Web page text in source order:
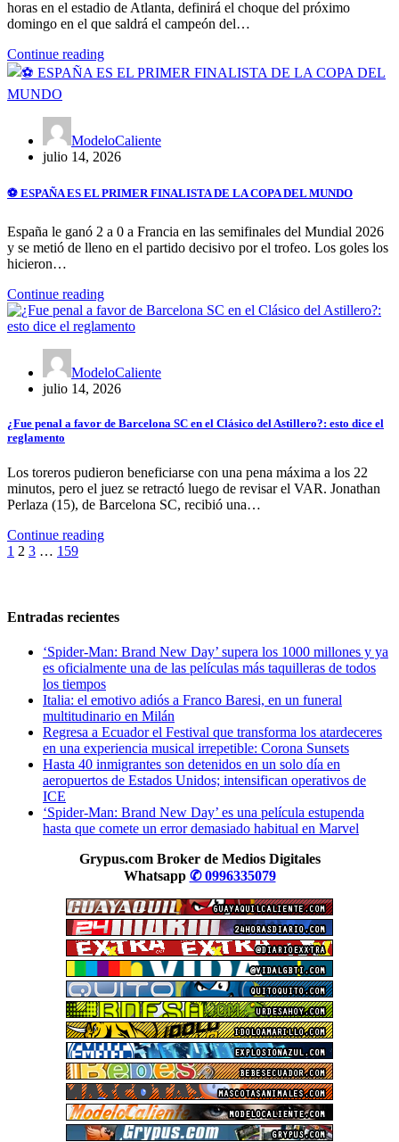
horas en el estadio de Atlanta, definirá el choque del próximo
domingo en el que saldrá el campeón del…
Continue reading
ModeloCaliente
julio 14, 2026
⚽ ESPAÑA ES EL PRIMER FINALISTA DE LA COPA DEL MUNDO
España le ganó 2 a 0 a Francia en las semifinales del Mundial 2026
y se metió de lleno en el partido decisivo por el trofeo. Los goles los
hicieron…
Continue reading
ModeloCaliente
julio 14, 2026
¿Fue penal a favor de Barcelona SC en el Clásico del Astillero?: esto dice el
reglamento
Los toreros pudieron beneficiarse con una pena máxima a los 22
minutos, pero el juez se retractó luego de revisar el VAR. Jonathan
Perlaza (15), de Barcelona SC, recibió una…
Continue reading
Paginación
1 2 3 … 159
Entradas recientes
‘Spider-Man: Brand New Day’ supera los 1000 millones y ya
es oficialmente una de las películas más taquilleras de todos
los tiempos
Italia: el emotivo adiós a Franco Baresi, en un funeral
multitudinario en Milán
Regresa a Ecuador el Festival que transforma los atardeceres
en una experiencia musical irrepetible: Corona Sunsets
Hasta 40 inmigrantes son detenidos en un solo día en
aeropuertos de Estados Unidos; intensifican operativos de
ICE
‘Spider-Man: Brand New Day’ es una película estupenda
hasta que comete un error demasiado habitual en Marvel
Grypus.com Broker de Medios Digitales
Whatsapp ✆ 0996335079